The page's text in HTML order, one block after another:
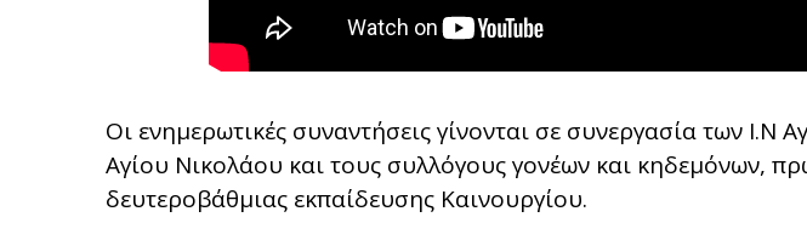
Οι ενημερωτικές συναντήσεις γίνονται σε συνεργασία των Ι.Ν
Αγίου Νικολάου και τους συλλόγους γονέων και κηδεμόνων,
δευτεροβάθμιας εκπαίδευσης Καινουργίου.